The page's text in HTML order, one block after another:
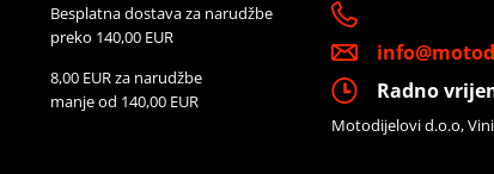
Besplatna dostava za narudžbe
preko 140,00 EUR
8,00 EUR za narudžbe
manje od 140,00 EUR
Radno
Motodijelovi d.o.o,